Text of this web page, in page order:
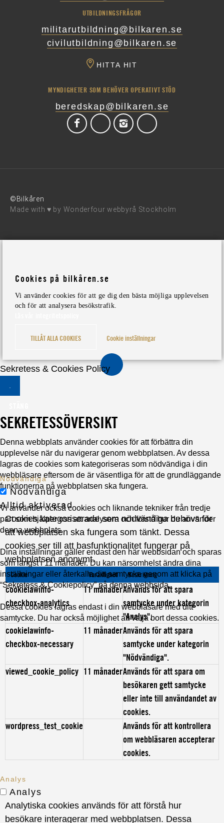
UTBILDNINGSFRÅGOR
militarutbildning@bilkaren.se
civilutbildning@bilkaren.se
HITTA HIT
MYNDIGHETER SOM BEHÖVER OPERATIVT STÖD
beredskap@bilkaren.se
©Bilkåren
Made with ♥ by Wonderfour webbyrå Stockholm
Cookies på bilkåren.se
Vi använder cookies för att ge dig den bästa möjliga upplevelsen
och för att analysera besökstrafik.
TILLÅT ALLA COOKIES Cookie inställningar
Sekretess & Cookies Policy
SEKRETESSÖVERSIKT
Denna webbplats använder cookies för att förbättra din
upplevelse när du navigerar genom webbplatsen. Av dessa
lagras de cookies som kategoriseras som nödvändiga i din
webbläsare eftersom de är väsentliga för att de grundläggande
funktionerna på webbplatsen ska fungera.
Vi använder också cookies och liknande tekniker från tredje
part som hjälper oss att analysera och förstå hur du använder
denna webbplats.
Dina inställningar gäller endast den här webbsidan och sparas
som längst i 11 månader. Du kan närsomhelst ändra dina
inställningar eller återkalla ditt samtycke genom att klicka på
“Sekretess & Cookiepolicy” på denna webbsida.
Dessa cookies lagras endast i din webbläsare med ditt
samtycke. Du har också möjlighet att välja bort dessa cookies.
Nödvändiga
Nödvändiga
Alltid aktiverad
Cookies kategoriserade som nödvändiga behövs för
att webbplatsen ska fungera som tänkt. Dessa
cookies ser till att basfunktionalitet fungerar på
webbplatsen anonymt.
Cookie Varaktighet Beskrivning
cookielawinfo-
checkbox-analytics
11 månaderAnvänds för att spara
samtycke under kategorin
"Analys".
cookielawinfo-
checkbox-necessary
11 månaderAnvänds för att spara
samtycke under kategorin
"Nödvändiga".
viewed_cookie_policy 11 månaderAnvänds för att spara om
besökaren gett samtycke
eller inte till användandet av
cookies.
wordpress_test_cookie
Används för att kontrollera
om webbläsaren accepterar
cookies.
Analys
Analys
Analytiska cookies används för att förstå hur
besökare interagerar med webbplatsen. Dessa